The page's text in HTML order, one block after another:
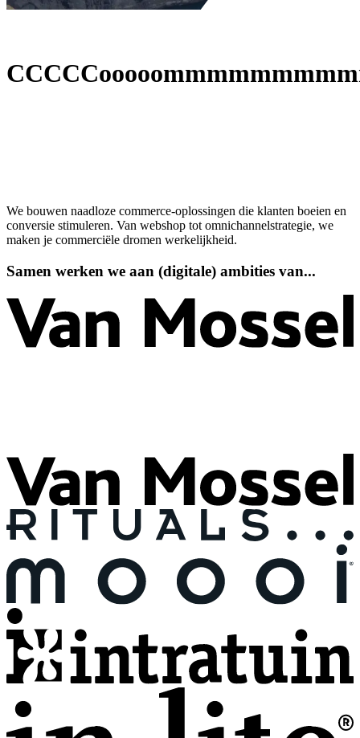
CCCCCooooommmmmmmmm
We bouwen naadloze commerce-oplossingen die klanten boeien en
conversie stimuleren. Van webshop tot omnichannelstrategie, we
maken je commerciële dromen werkelijkheid.
Samen werken we aan (digitale) ambities van...